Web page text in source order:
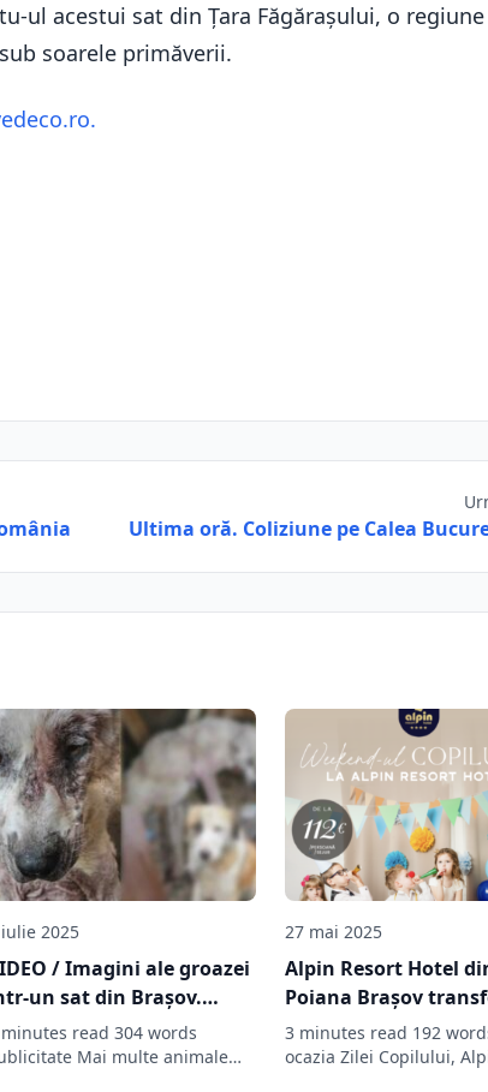
ul acestui sat din Țara Făgărașului, o regiune
soarele primăverii.
Ultima oră. Coliziune pe Calea
2025
/ Imagini ale groazei
un sat din Brașov.
mutilați și ținuți în
cadavre de animale
read 304 words
Mai multe animale
27 mai 2025
Alpin Resort Hotel
Poiana Brașov
1 Iunie într-o
neuitat pentru
3 minutes read 192
ocazia Zilei Copilului,